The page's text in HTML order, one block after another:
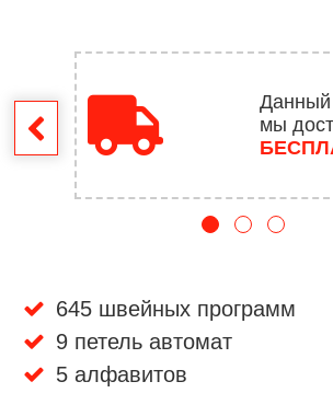
Данный
мы
645 швейных программ
9 петель автомат
5 алфавитов